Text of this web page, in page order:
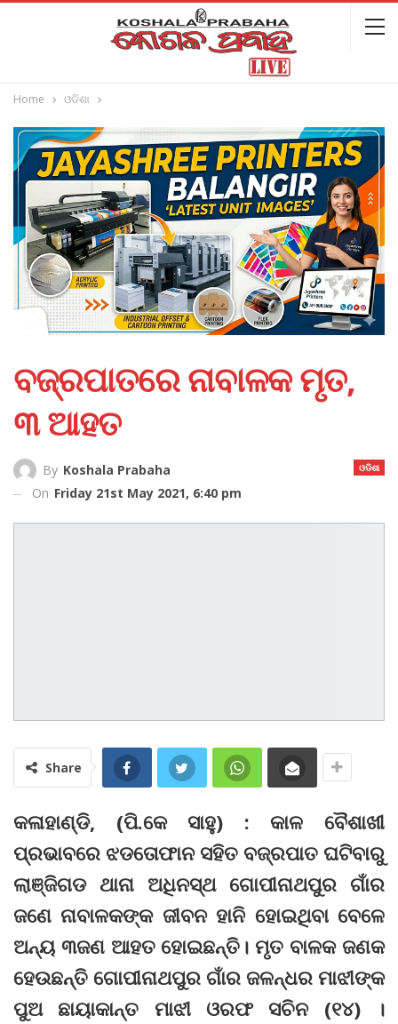
Home ଓଡିଶା
ବଜ୍ରପାତରେ ନାବାଳକ ମୃତ,
୩ ଆହତ
ଓଡିଶା
By Koshala Prabaha
On Friday 21st May 2021, 6:40 pm
Share
କଳାହାଣ୍ଡି, (ପି.କେ ସାହୁ) : କାଳ ବୈଶାଖୀ
ପ୍ରଭାବରେ ଝଡତୋଫାନ ସହିତ ବଜ୍ରପାତ ଘଟିବାରୁ
ଲାଞ୍ଜିଗଡ ଥାନା ଅଧିନସ୍ଥ ଗୋପୀନାଥପୁର ଗାଁର
ଜଣେ ନାବାଳକଙ୍କ ଜୀବନ ହାନି ହୋଇଥିବା ବେଳେ
ଅନ୍ୟ ୩ଜଣ ଆହତ ହୋଇଛନ୍ତି। ମୃତ ବାଳକ ଜଣକ
ହେଉଛନ୍ତି ଗୋପୀନାଥପୁର ଗାଁର ଜଳନ୍ଧର ମାଝୀଙ୍କ
ପୁଅ ଛାୟାକାନ୍ତ ମାଝୀ ଓରଫ ସଚିନ (୧୪) ।